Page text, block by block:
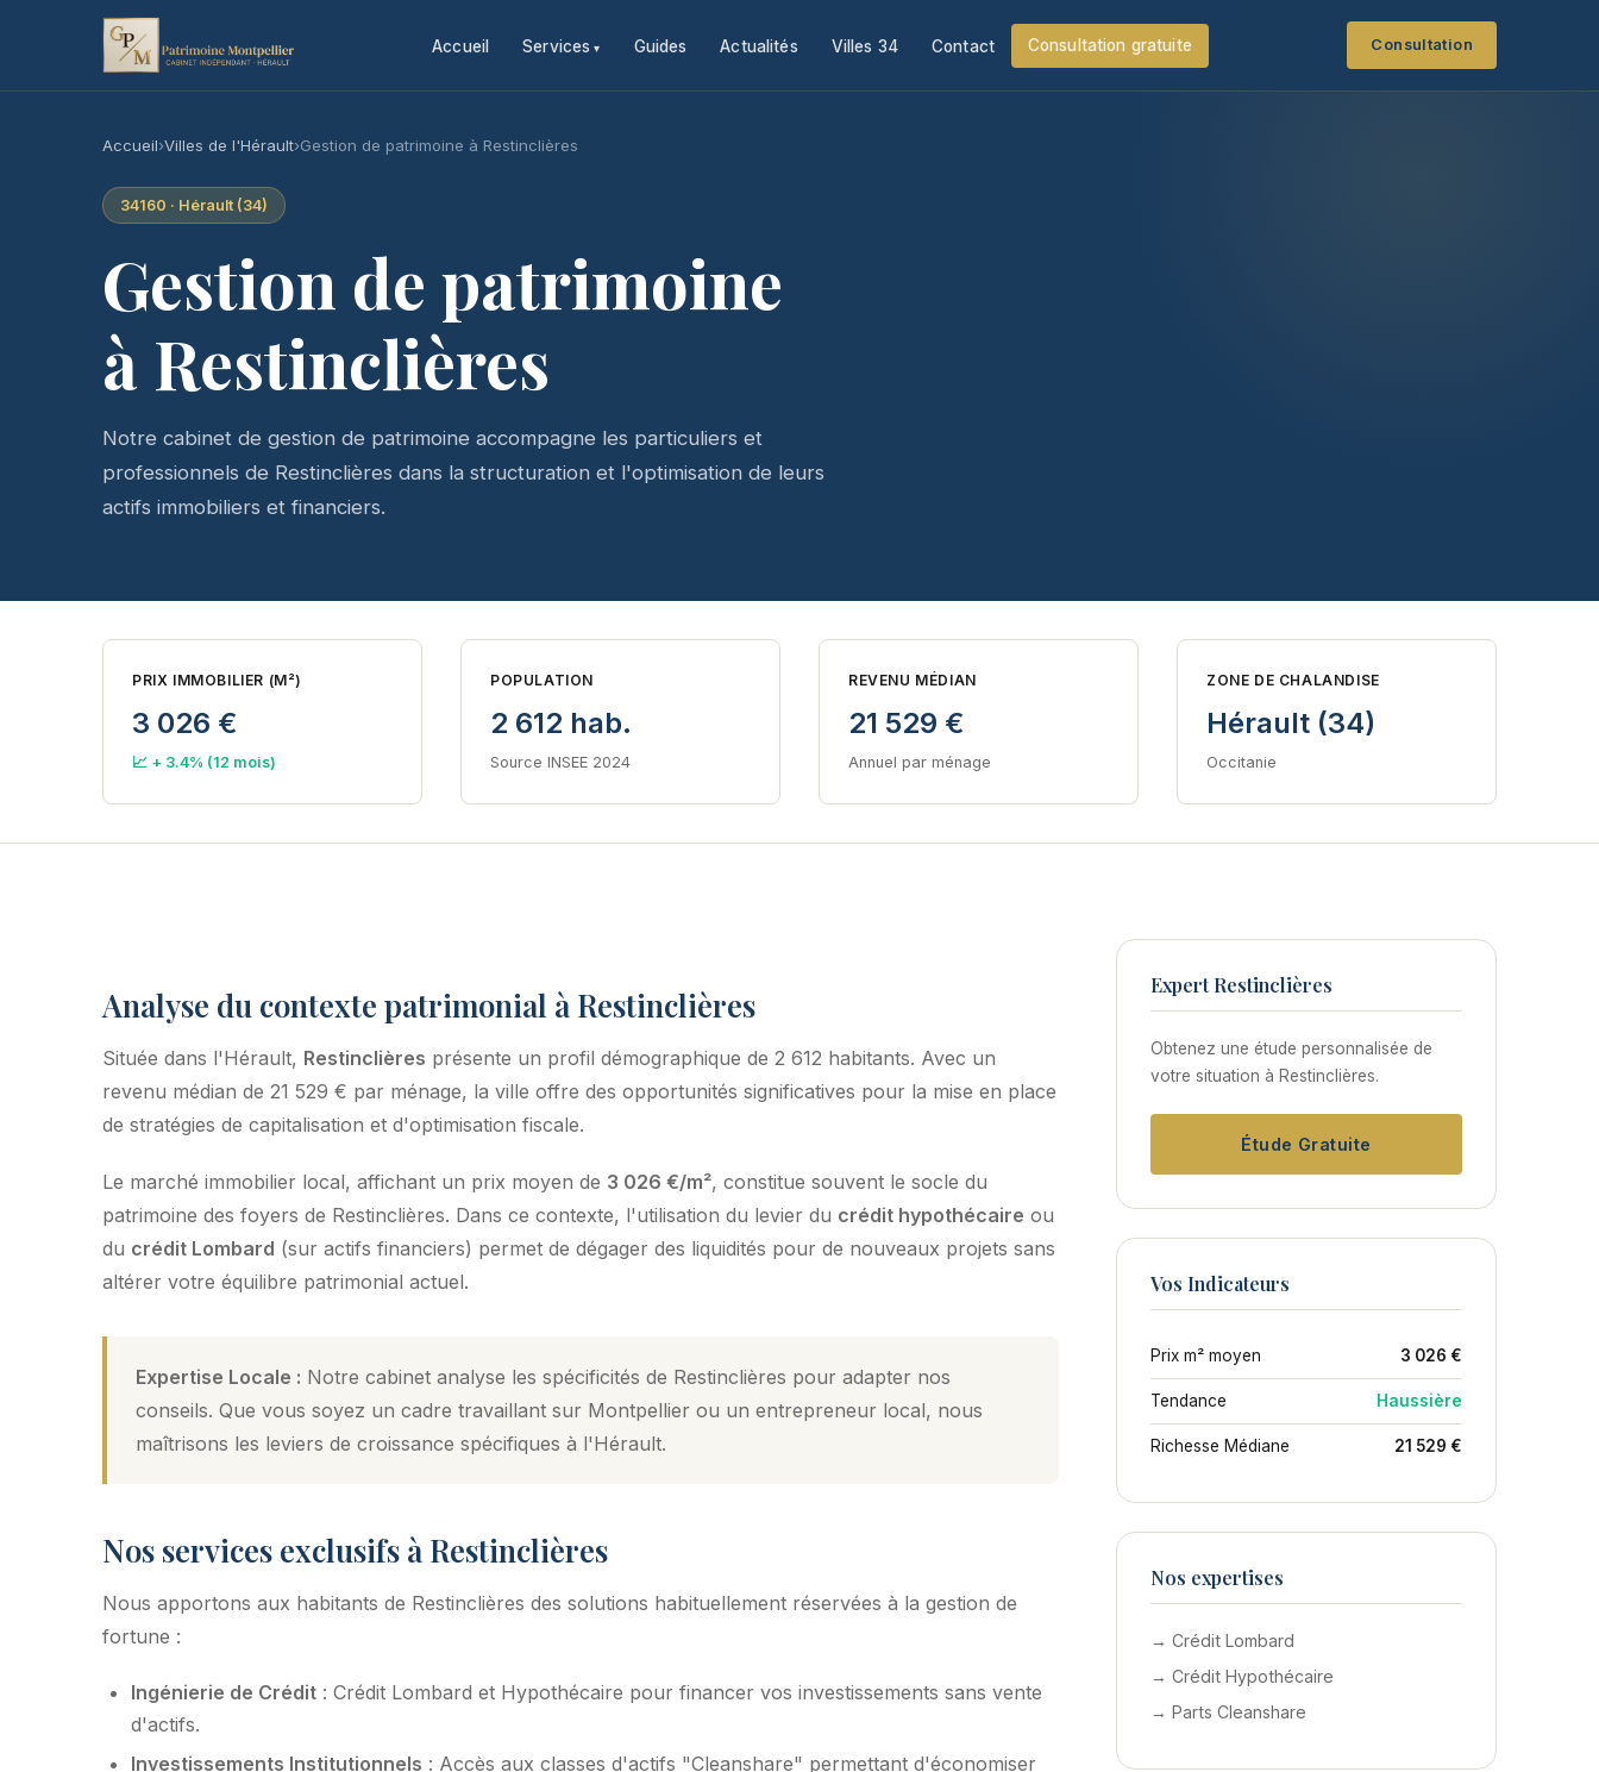
Accueil Services Guides Actualités Villes 34 Contact Consultation gratuite Consultation
Accueil›Villes de l'Hérault›Gestion de patrimoine à Restinclières
34160 · Hérault (34)
Gestion de patrimoine
à Restinclières
Notre cabinet de gestion de patrimoine accompagne les particuliers et
professionnels de Restinclières dans la structuration et l'optimisation de leurs
actifs immobiliers et financiers.
PRIX IMMOBILIER (M²)
3 026 €
📈 + 3.4% (12 mois)
POPULATION
2 612 hab.
Source INSEE 2024
REVENU MÉDIAN
21 529 €
Annuel par ménage
ZONE DE CHALANDISE
Hérault (34)
Occitanie
Analyse du contexte patrimonial à Restinclières
Située dans l'Hérault, Restinclières présente un profil démographique de 2 612 habitants. Avec un
revenu médian de 21 529 € par ménage, la ville offre des opportunités significatives pour la mise en place
de stratégies de capitalisation et d'optimisation fiscale.
Le marché immobilier local, affichant un prix moyen de 3 026 €/m², constitue souvent le socle du
patrimoine des foyers de Restinclières. Dans ce contexte, l'utilisation du levier du crédit hypothécaire ou
du crédit Lombard (sur actifs financiers) permet de dégager des liquidités pour de nouveaux projets sans
altérer votre équilibre patrimonial actuel.
Expertise Locale : Notre cabinet analyse les spécificités de Restinclières pour adapter nos
conseils. Que vous soyez un cadre travaillant sur Montpellier ou un entrepreneur local, nous
maîtrisons les leviers de croissance spécifiques à l'Hérault.
Nos services exclusifs à Restinclières
Nous apportons aux habitants de Restinclières des solutions habituellement réservées à la gestion de
fortune :
Ingénierie de Crédit : Crédit Lombard et Hypothécaire pour financer vos investissements sans vente
d'actifs.
Investissements Institutionnels : Accès aux classes d'actifs "Cleanshare" permettant d'économiser
Expert Restinclières
Obtenez une étude personnalisée de
votre situation à Restinclières.
Étude Gratuite
Vos Indicateurs
Prix m² moyen 3 026 €
Tendance Haussière
Richesse Médiane 21 529 €
Nos expertises
→ Crédit Lombard
→ Crédit Hypothécaire
→ Parts Cleanshare